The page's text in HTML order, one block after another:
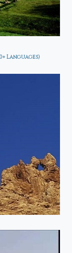
Languages)